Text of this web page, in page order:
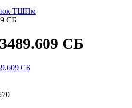
ТШПм
СБ
СБ